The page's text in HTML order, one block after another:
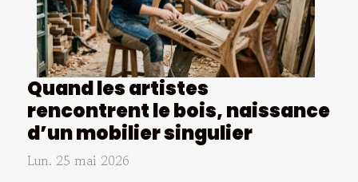
Quand les artistes
rencontrent le bois, naissance
d’un mobilier singulier
Lun. 25 mai 2026